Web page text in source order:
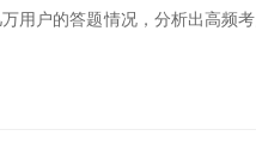
用户的答题情况，分析出高